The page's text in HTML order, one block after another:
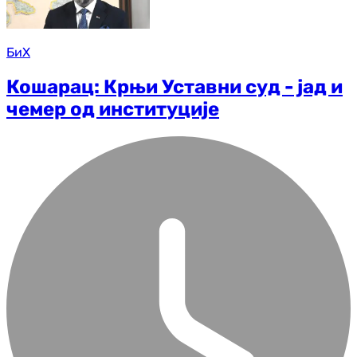
БиХ
Кошарац: Крњи Уставни суд - јад и
чемер од институције